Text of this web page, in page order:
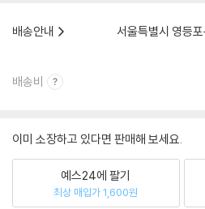
배송안내
서울특별시 영등
배송비
이미 소장하고 있다면 판매해 보세요.
예스24에 팔기
최상 매입가 1,600원